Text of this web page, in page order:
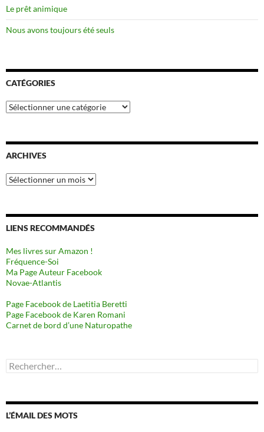
Le prêt animique
Nous avons toujours été seuls
CATÉGORIES
Catégories
ARCHIVES
Archives
LIENS RECOMMANDÉS
Mes livres sur Amazon !
Fréquence-Soi
Ma Page Auteur Facebook
Novae-Atlantis
Page Facebook de Laetitia Beretti
Page Facebook de Karen Romani
Carnet de bord d’une Naturopathe
Rechercher :
L’ÉMAIL DES MOTS